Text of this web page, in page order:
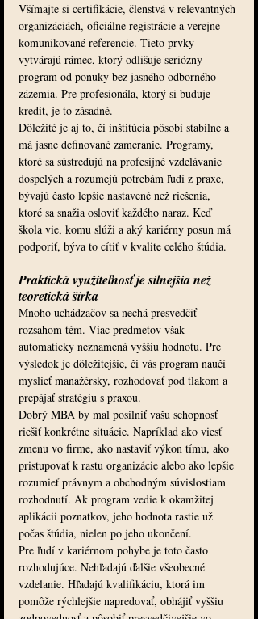
Všímajte si certifikácie, členstvá v relevantných
organizáciách, oficiálne registrácie a verejne
komunikované referencie. Tieto prvky
vytvárajú rámec, ktorý odlišuje seriózny
program od ponuky bez jasného odborného
zázemia. Pre profesionála, ktorý si buduje
kredit, je to zásadné.
Dôležité je aj to, či inštitúcia pôsobí stabilne a
má jasne definované zameranie. Programy,
ktoré sa sústreďujú na profesijné vzdelávanie
dospelých a rozumejú potrebám ľudí z praxe,
bývajú často lepšie nastavené než riešenia,
ktoré sa snažia osloviť každého naraz. Keď
škola vie, komu slúži a aký kariérny posun má
podporiť, býva to cítiť v kvalite celého štúdia.
Praktická využiteľnosť je silnejšia než
teoretická šírka
Mnoho uchádzačov sa nechá presvedčiť
rozsahom tém. Viac predmetov však
automaticky neznamená vyššiu hodnotu. Pre
výsledok je dôležitejšie, či vás program naučí
myslieť manažérsky, rozhodovať pod tlakom a
prepájať stratégiu s praxou.
Dobrý MBA by mal posilniť vašu schopnosť
riešiť konkrétne situácie. Napríklad ako viesť
zmenu vo firme, ako nastaviť výkon tímu, ako
pristupovať k rastu organizácie alebo ako lepšie
rozumieť právnym a obchodným súvislostiam
rozhodnutí. Ak program vedie k okamžitej
aplikácii poznatkov, jeho hodnota rastie už
počas štúdia, nielen po jeho ukončení.
Pre ľudí v kariérnom pohybe je toto často
rozhodujúce. Nehľadajú ďalšie všeobecné
vzdelanie. Hľadajú kvalifikáciu, ktorá im
pomôže rýchlejšie napredovať, obhájiť vyššiu